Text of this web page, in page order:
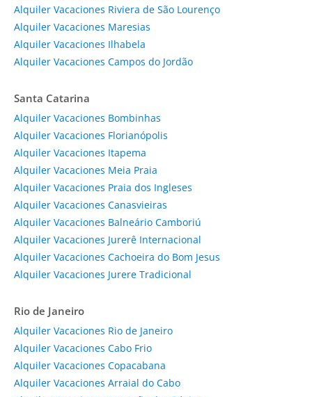
Alquiler Vacaciones Riviera de São Lourenço
Alquiler Vacaciones Maresias
Alquiler Vacaciones Ilhabela
Alquiler Vacaciones Campos do Jordão
Santa Catarina
Alquiler Vacaciones Bombinhas
Alquiler Vacaciones Florianópolis
Alquiler Vacaciones Itapema
Alquiler Vacaciones Meia Praia
Alquiler Vacaciones Praia dos Ingleses
Alquiler Vacaciones Canasvieiras
Alquiler Vacaciones Balneário Camboriú
Alquiler Vacaciones Jurerê Internacional
Alquiler Vacaciones Cachoeira do Bom Jesus
Alquiler Vacaciones Jurere Tradicional
Rio de Janeiro
Alquiler Vacaciones Rio de Janeiro
Alquiler Vacaciones Cabo Frio
Alquiler Vacaciones Copacabana
Alquiler Vacaciones Arraial do Cabo